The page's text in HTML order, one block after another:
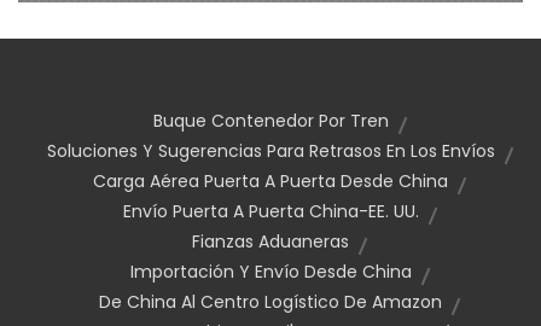
Buque Contenedor Por Tren
Soluciones Y Sugerencias Para Retrasos En Los Envíos
Carga Aérea Puerta A Puerta Desde China
Envío Puerta A Puerta China-EE. UU.
Fianzas Aduaneras
Importación Y Envío Desde China
De China Al Centro Logístico De Amazon